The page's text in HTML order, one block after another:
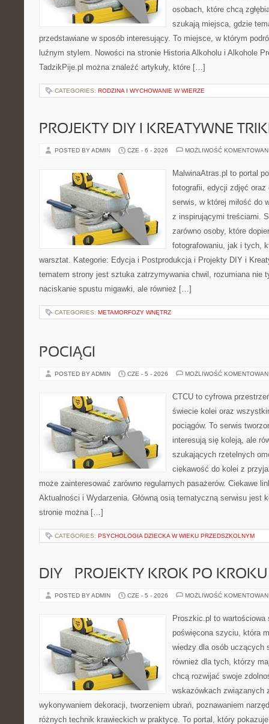
osobach, które chcą
szukają miejsca, gdzie
przedstawiane w sposób interesujący. To miejsce, w którym
luźnym stylem. Nowości na stronie Historia Alkoholu i Alkohole
TadzikPije.pl można znaleźć artykuły, które […]
CATEGORIES: RODZINA I WYCHOWANIE W WIERZE
PROJEKTY DIY I KREATYWNE
POSTED BY ADMIN CZE - 6 - 2026 MOŻLIWOŚĆ
MalwinaAtras.pl to portal
fotografii, edycji zdjęć oraz
serwis, w której miłość do
z inspirującymi treściami.
zarówno osoby, które
fotografowaniu, jak i tych,
warsztat. Kategorie: Edycja i Postprodukcja i Projekty DIY i
tematem strony jest sztuka zatrzymywania chwil, rozumiana nie
naciskanie spustu migawki, ale również […]
CATEGORIES: METAMORFOZY WNĘTRZ
POCIĄGI
POSTED BY ADMIN CZE - 5 - 2026 MOŻLIWOŚĆ
CTCU to cyfrowa
świecie kolei oraz
pociągów. To serwis
interesują się koleją, ale
szukających rzetelnych
ciekawość do kolei z
może zainteresować zarówno regularnych pasażerów. Ciekawe
Aktualności i Wydarzenia. Główną osią tematyczną serwisu jest
stronie można […]
CATEGORIES: PSYCHOLOGIA DZIECKA W WIEKU PRZEDSZKOLNYM
DIY – PROJEKTY KROK PO KROKU
POSTED BY ADMIN CZE - 5 - 2026 MOŻLIWOŚĆ
Proszkic.pl to wartościowa
poświęcona szyciu, która
wiedzy dla osób uczących
również dla tych, którzy
chcą rozwijać swoje
wskazówkach związanych
wykonywaniem dekoracji, tworzeniem ubrań, poznawaniem
różnych technik krawieckich w praktyce. To portal, który